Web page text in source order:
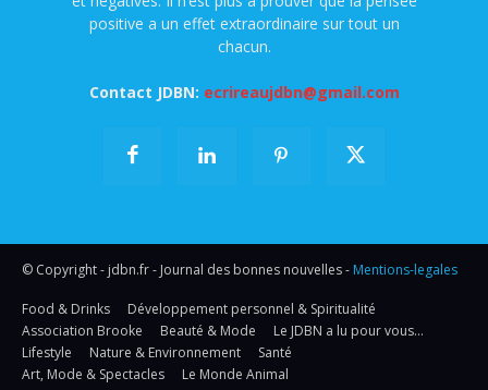
positive a un effet extraordinaire sur tout un
chacun.
Contact JDBN: ecrireaujdbn@gmail.com
© Copyright - jdbn.fr - Journal des bonnes nouvelles - Mentions-legales
Food & Drinks
Développement personnel & Spiritualité
Association Brooke
Beauté & Mode
Le JDBN a lu pour vous…
Lifestyle
Nature & Environnement
Santé
Art, Mode & Spectacles
Le Monde Animal